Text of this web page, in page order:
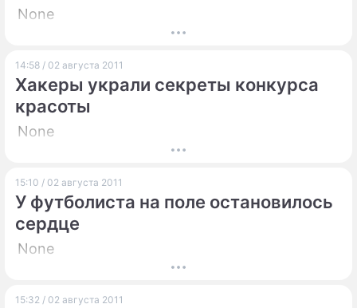
None
14:58 / 02 августа 2011
Хакеры украли секреты конкурса
красоты
None
15:10 / 02 августа 2011
У футболиста на поле остановилось
сердце
None
15:32 / 02 августа 2011